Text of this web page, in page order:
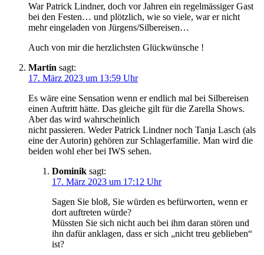
War Patrick Lindner, doch vor Jahren ein regelmässiger Gast
bei den Festen… und plötzlich, wie so viele, war er nicht
mehr eingeladen von Jürgens/Silbereisen…
Auch von mir die herzlichsten Glückwünsche !
Martin sagt:
17. März 2023 um 13:59 Uhr
Es wäre eine Sensation wenn er endlich mal bei Silbereisen
einen Auftritt hätte. Das gleiche gilt für die Zarella Shows.
Aber das wird wahrscheinlich
nicht passieren. Weder Patrick Lindner noch Tanja Lasch (als
eine der Autorin) gehören zur Schlagerfamilie. Man wird die
beiden wohl eher bei IWS sehen.
Dominik sagt:
17. März 2023 um 17:12 Uhr
Sagen Sie bloß, Sie würden es befürworten, wenn er
dort auftreten würde?
Müssten Sie sich nicht auch bei ihm daran stören und
ihn dafür anklagen, dass er sich „nicht treu geblieben“
ist?